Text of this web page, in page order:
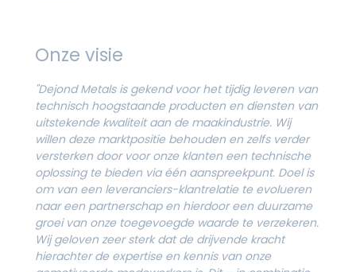
Onze visie
"Dejond Metals is gekend voor het tijdig leveren van
technisch hoogstaande producten en diensten van
uitstekende kwaliteit aan de maakindustrie. Wij
willen deze marktpositie behouden en zelfs verder
versterken door voor onze klanten een technische
oplossing te bieden via één aanspreekpunt. Doel is
om van een leveranciers-klantrelatie te evolueren
naar een partnerschap en hierdoor een duurzame
groei van onze toegevoegde waarde te verzekeren.
Wij geloven zeer sterk dat de drijvende kracht
hierachter de expertise en kennis van onze